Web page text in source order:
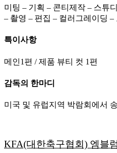
미팅 – 기획 – 콘티제작 – 스튜
– 촬영 – 편집 – 컬러그레이딩
특이사항
메인1편 / 제품 뷰티 컷 1편
감독의 한마디
미국 및 유럽지역 박람회에서
KFA(대한축구협회) 엠블